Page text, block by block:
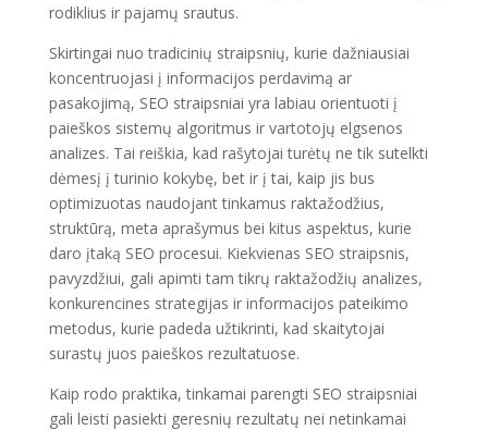
rodiklius ir pajamų srautus.
Skirtingai nuo tradicinių straipsnių, kurie dažniausiai
koncentruojasi į informacijos perdavimą ar
pasakojimą, SEO straipsniai yra labiau orientuoti į
paieškos sistemų algoritmus ir vartotojų elgsenos
analizes. Tai reiškia, kad rašytojai turėtų ne tik sutelkti
dėmesį į turinio kokybę, bet ir į tai, kaip jis bus
optimizuotas naudojant tinkamus raktažodžius,
struktūrą, meta aprašymus bei kitus aspektus, kurie
daro įtaką SEO procesui. Kiekvienas SEO straipsnis,
pavyzdžiui, gali apimti tam tikrų raktažodžių analizes,
konkurencines strategijas ir informacijos pateikimo
metodus, kurie padeda užtikrinti, kad skaitytojai
surastų juos paieškos rezultatuose.
Kaip rodo praktika, tinkamai parengti SEO straipsniai
gali leisti pasiekti geresnių rezultatų nei netinkamai